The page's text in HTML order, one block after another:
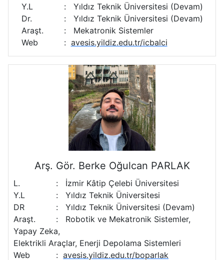
Y.L
:
Yıldız Teknik Üniversitesi (Devam)
Dr.
:
Yıldız Teknik Üniversitesi (Devam)
Araşt.
:
Mekatronik Sistemler
Web
: avesis.yildiz.edu.tr/icbalci
Arş. Gör. Berke Oğulcan PARLAK
L. :
İzmir Kâtip Çelebi Üniversitesi
Y.L
:
Yıldız Teknik Üniversitesi
DR
:
Yıldız Teknik Üniversitesi (Devam)
Araşt.
:
Robotik ve Mekatronik Sistemler,
Yapay Zeka,
Elektrikli Araçlar, Enerji Depolama Sistemleri
Web
: avesis.yildiz.edu.tr/boparlak